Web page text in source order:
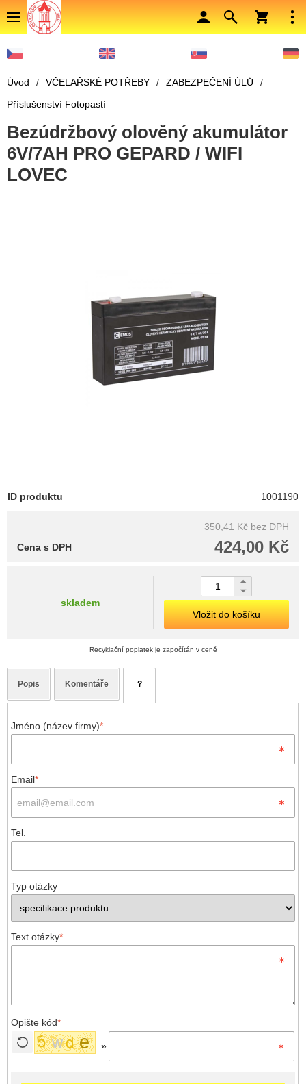
Úvod / VČELAŘSKÉ POTŘEBY / ZABEZPEČENÍ ÚLŮ
/
Příslušenství Fotopastí
Bezúdržbový olověný akumulátor
6V/7AH PRO GEPARD / WIFI
LOVEC
ID produktu 1001190
350,41 Kč bez DPH
424,00 Kč
Cena s DPH
skladem
Vložit do košíku
Recyklační poplatek je započítán v ceně
Popis Komentáře ?
Jméno (název firmy)*
Email*
Tel.
Typ otázky
Text otázky*
Opište kód*
»